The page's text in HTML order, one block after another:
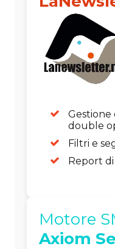
Gestione
double
Filtri e
Report
Motore
Axiom